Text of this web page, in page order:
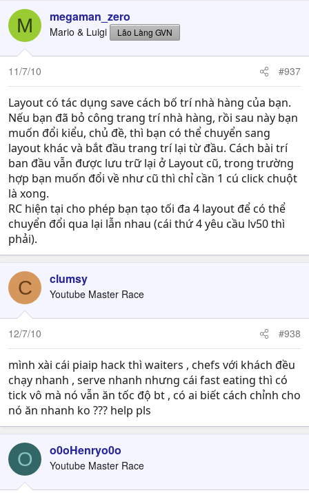
M megaman_zero
Mario & Luigi Lão Làng GVN
11/7/10 #937
Layout có tác dụng save cách bố trí nhà hàng của bạn.
Nếu bạn đã bỏ công trang trí nhà hàng, rồi sau này bạn
muốn đổi kiểu, chủ đề, thì bạn có thể chuyển sang
layout khác và bắt đầu trang trí lại từ đầu. Cách bài trí
ban đầu vẫn được lưu trữ lại ở Layout cũ, trong trường
hợp bạn muốn đổi về như cũ thì chỉ cần 1 cú click chuột
là xong.
RC hiện tại cho phép bạn tạo tối đa 4 layout để có thể
chuyển đổi qua lại lẫn nhau (cái thứ 4 yêu cầu lv50 thì
phải).
C clumsy
Youtube Master Race
12/7/10 #938
mình xài cái piaip hack thì waiters , chefs với khách đều
chạy nhanh , serve nhanh nhưng cái fast eating thì có
tick vô mà nó vẫn ăn tốc độ bt , có ai biết cách chỉnh cho
nó ăn nhanh ko ??? help pls
O o0oHenryo0o
Youtube Master Race